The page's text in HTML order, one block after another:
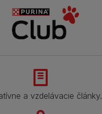
a vzdelávacie články.